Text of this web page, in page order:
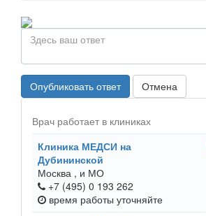
Опубликовать ответ Отмена
Врач работает в клиниках
Клиника МЕДСИ на
Дубининской
Москва , и МО
+7 (495) 0 193 262
время работы уточняйте